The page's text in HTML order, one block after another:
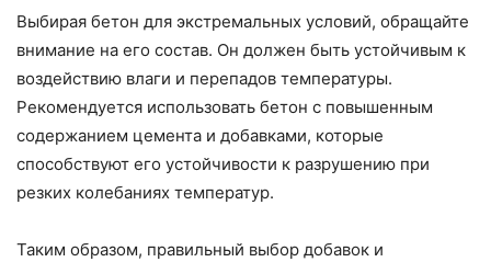
Выбирая бетон для экстремальных условий, обращайте
внимание на его состав. Он должен быть устойчивым к
воздействию влаги и перепадов температуры.
Рекомендуется использовать бетон с повышенным
содержанием цемента и добавками, которые
способствуют его устойчивости к разрушению при
резких колебаниях температур.
Таким образом, правильный выбор добавок и